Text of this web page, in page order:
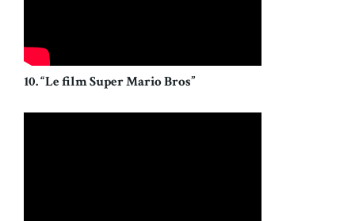
10. “Le film Super Mario Bros”